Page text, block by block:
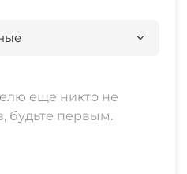
еще никто не
будьте первым.